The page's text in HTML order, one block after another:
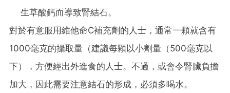
生草酸鈣而導致腎結石。
對於有意服用維他命C補充劑的人士，通常一顆就含有
1000毫克的攝取量（建議每顆以小劑量（500毫克以
下），方便經出外進食的人士。不過，或會令腎臟負擔
加大，因此需要注意結石的形成，必須多喝水。